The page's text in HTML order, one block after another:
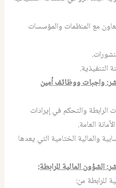
مع المنظمات والمؤسسات
التنفيذية.
واجبات ووظائف أمين
الرابطة والتحكم في إيرادات
العامة.
والمالية الختامية التي يعدها
الشؤون المالية للرابطة: